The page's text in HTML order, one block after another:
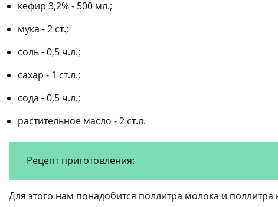
кефир 3,2% - 500 мл.;
мука - 2 ст.;
соль - 0,5 ч.л.;
сахар - 1 ст.л.;
сода - 0,5 ч.л.;
растительное масло - 2 ст.л.
Рецепт приготовления:
Для этого нам понадобится поллитра молока и поллитра